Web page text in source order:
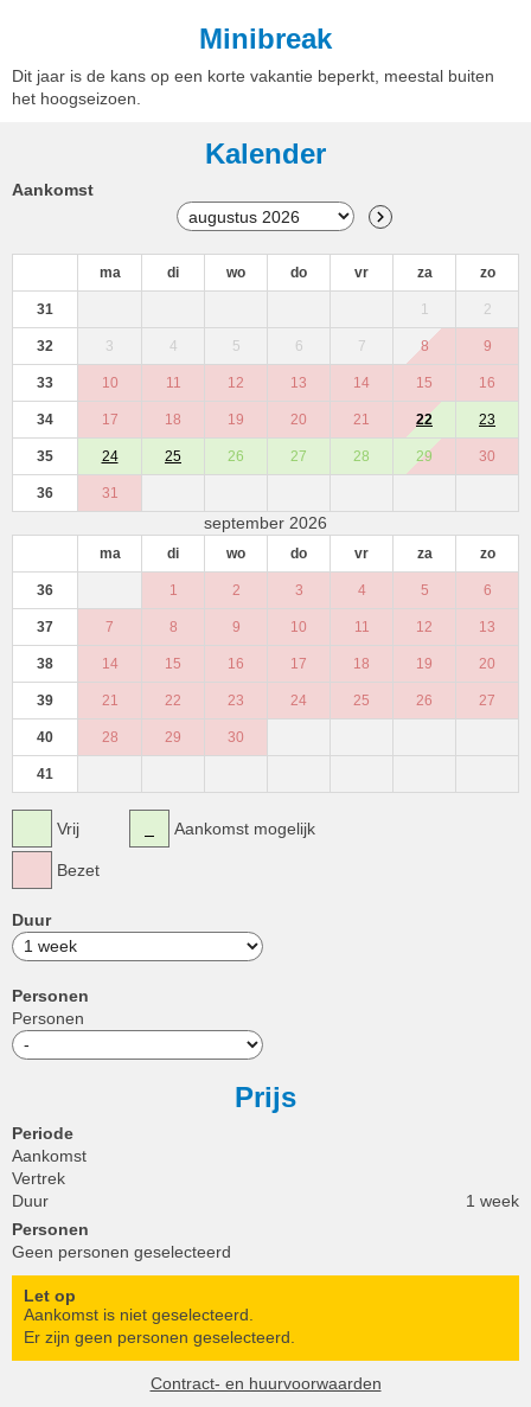
Minibreak
Dit jaar is de kans op een korte vakantie beperkt, meestal buiten
het hoogseizoen.
Kalender
Aankomst
ma di wo do vr za zo
31 1 2
32 3 4 5 6 7 8 9
33 10 11 12 13 14 15 16
34 17 18 19 20 21 22 23
35 24 25 26 27 28 29 30
36 31
september 2026
ma di wo do vr za zo
36 1 2 3 4 5 6
37 7 8 9 10 11 12 13
38 14 15 16 17 18 19 20
39 21 22 23 24 25 26 27
40 28 29 30
41
Vrij
Bezet
Aankomst mogelijk
Duur
Personen
Personen
Prijs
Periode
Aankomst
Vertrek
Duur
1 week
Personen
Geen personen geselecteerd
Let op
Aankomst is niet geselecteerd.
Er zijn geen personen geselecteerd.
Contract- en huurvoorwaarden